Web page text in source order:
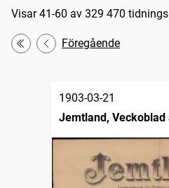
Sökresultat
Visar 41-60 av 329 470
Första
Föregående
1903-03-21
Jemtland, Veckoblad
Östersundsposten